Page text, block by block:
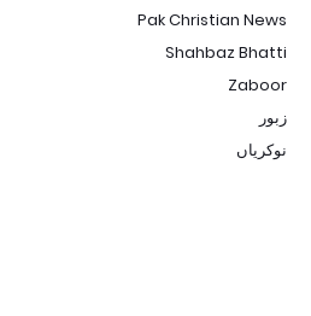
Pak Christian News
Shahbaz Bhatti
Zaboor
زبور
نوکریاں